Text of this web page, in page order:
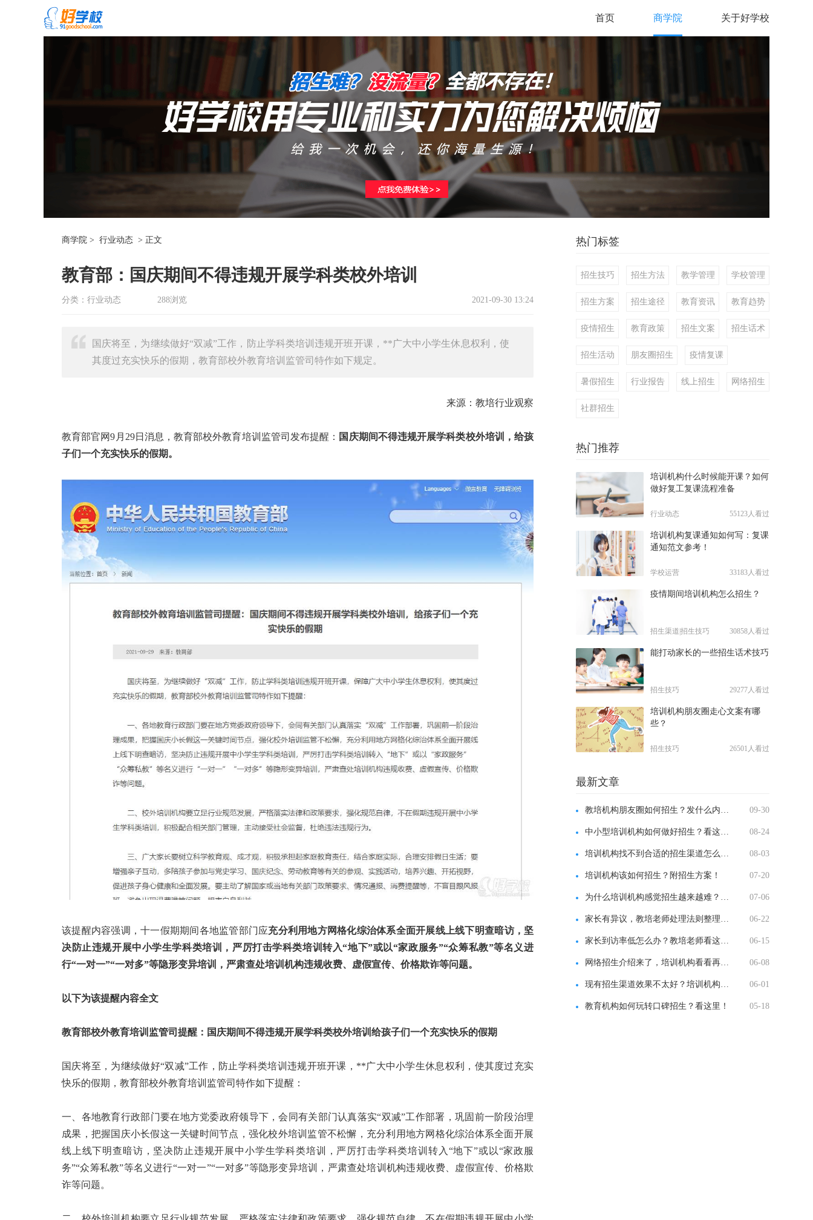
首页 商学院 关于好学校
商学院 > 行业动态 > 正文
教育部：国庆期间不得违规开展学科类校外培训
分类：行业动态 288浏览 2021-09-30 13:24
国庆将至，为继续做好“双减”工作，防止学科类培训违规开班开课，**广大中小学生休息权利，使
其度过充实快乐的假期，教育部校外教育培训监管司特作如下规定。
来源：教培行业观察
教育部官网9月29日消息，教育部校外教育培训监管司发布提醒： 国庆期间不得违规开展学科类校外培训，给孩
子们一个充实快乐的假期。
该提醒内容强调，十一假期期间各地监管部门应充分利用地方网格化综治体系全面开展线上线下明查暗访，坚
决 防止违规开展中小学生学科类培训 ，严厉打击学科类培训转入“地下”或以“家政服务”“众筹私教”等名义进
行“一对一”“一对多”等隐形变异培训 ，严肃查处培训机构违规收费、虚假宣传、价格欺诈等问题。
以下为该提醒内容全文
教育部校外教育培训监管司提醒：国庆期间不得违规开展学科类校外培训给孩子们一个充实快乐的假期
国庆将至，为继续做好“双减”工作，防止学科类培训违规开班开课，**广大中小学生休息权利，使其度过充实
快乐的假期，教育部校外教育培训监管司特作如下提醒：
一、各地教育行政部门要在地方党委政府领导下，会同有关部门认真落实“双减”工作部署，巩固前一阶段治理
成果，把握国庆小长假这一关键时间节点，强化校外培训监管不松懈，充分利用地方网格化综治体系全面开展
线上线下明查暗访，坚决防止违规开展中小学生学科类培训，严厉打击学科类培训转入“地下”或以“家政服
务”“众筹私教”等名义进行“一对一”“一对多”等隐形变异培训，严肃查处培训机构违规收费、虚假宣传、价格欺
诈等问题。
热门标签
招生技巧 招生方法 教学管理 学校管理
招生方案 招生途径 教育资讯 教育趋势
疫情招生 教育政策 招生文案 招生话术
招生活动 朋友圈招生 疫情复课
暑假招生 行业报告 线上招生 网络招生
社群招生
热门推荐
培训机构什么时候能开课？如何
做好复工复课流程准备
行业动态 55123人看过
培训机构复课通知如何写：复课
通知范文参考！
学校运营 33183人看过
疫情期间培训机构怎么招生？
招生渠道|招生技巧 30858人看过
能打动家长的一些招生话术技巧
招生技巧 29277人看过
培训机构朋友圈走心文案有哪
些？
招生技巧 26501人看过
最新文章
教培机构朋友圈如何招生？发什么内容？ 09-30
中小型培训机构如何做好招生？看这里！ 08-24
培训机构找不到合适的招生渠道怎么办？看这里！ 08-03
培训机构该如何招生？附招生方案！ 07-20
为什么培训机构感觉招生越来越难？如何破局？ 07-06
家长有异议，教培老师处理法则整理汇总！ 06-22
家长到访率低怎么办？教培老师看这里！ 06-15
网络招生介绍来了，培训机构看看再决定！ 06-08
现有招生渠道效果不太好？培训机构该怎么办？ 06-01
教育机构如何玩转口碑招生？看这里！ 05-18